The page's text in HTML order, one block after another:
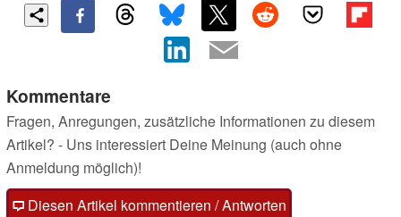
Kommentare
Fragen, Anregungen, zusätzliche Informationen zu diesem
Artikel? - Uns interessiert Deine Meinung (auch ohne
Anmeldung möglich)!
Diesen Artikel kommentieren / Antworten